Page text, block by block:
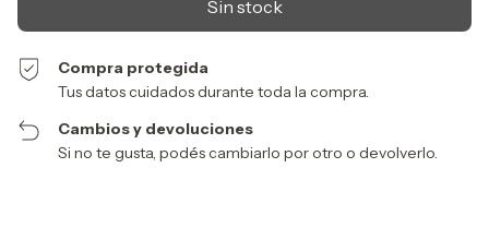
Compra protegida
Tus datos cuidados durante toda la compra.
Cambios y devoluciones
Si no te gusta, podés cambiarlo por otro o devolverlo.